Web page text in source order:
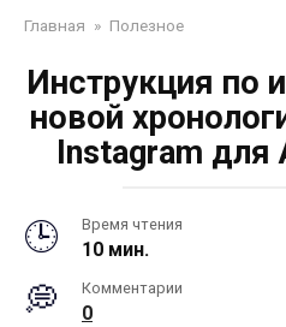
Главная » Полезное
Инструкция по
новой
Instagram для
Время чтения
10 мин.
Комментарии
0